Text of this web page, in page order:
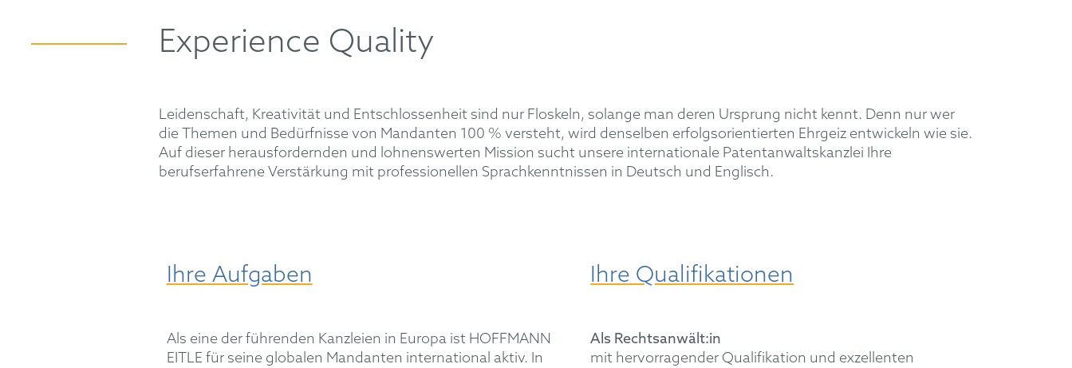
Experience Quality
Leidenschaft, Kreativität und Entschlossenheit sind nur Floskeln, solange man deren Ursprung nicht kennt. Denn nur wer
die Themen und Bedürfnisse von Mandanten 100 % versteht, wird denselben erfolgsorientierten Ehrgeiz entwickeln wie sie.
Auf dieser herausfordernden und lohnenswerten Mission sucht unsere internationale Patentanwaltskanzlei Ihre
berufserfahrene Verstärkung mit professionellen Sprachkenntnissen in Deutsch und Englisch.
Ihre Aufgaben
Als eine der führenden Kanzleien in Europa ist HOFFMANN
EITLE für seine globalen Mandanten international aktiv. In
Ihre Qualifikationen
Als Rechtsanwält:in
mit hervorragender Qualifikation und exzellenten